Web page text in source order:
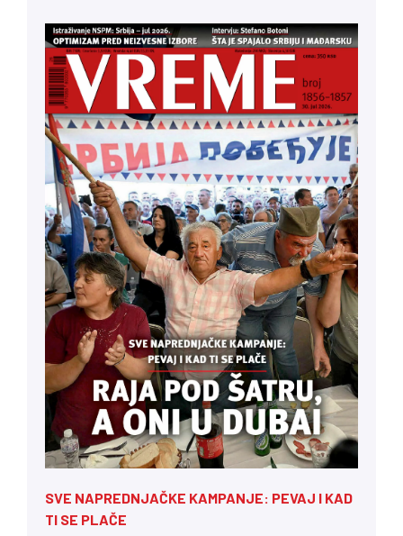
SVE NAPREDNJAČKE KAMPANJE: PEVAJ I KAD
TI SE PLAČE